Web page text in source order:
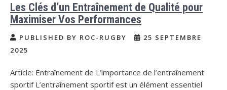
Les Clés d’un Entraînement de Qualité pour
Maximiser Vos Performances
PUBLISHED BY ROC-RUGBY
25 SEPTEMBRE
2025
Article: Entraînement de L’importance de l’entraînement
sportif L’entraînement sportif est un élément essentiel